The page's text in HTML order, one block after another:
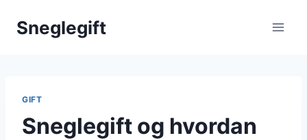
Sneglegift
GIFT
Sneglegift og hvordan